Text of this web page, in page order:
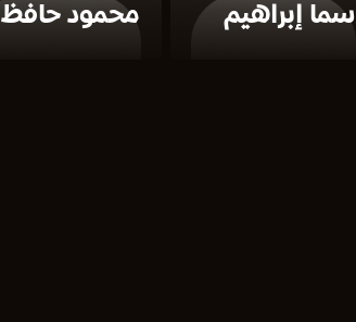
سما إبراهيم محمود حافظ